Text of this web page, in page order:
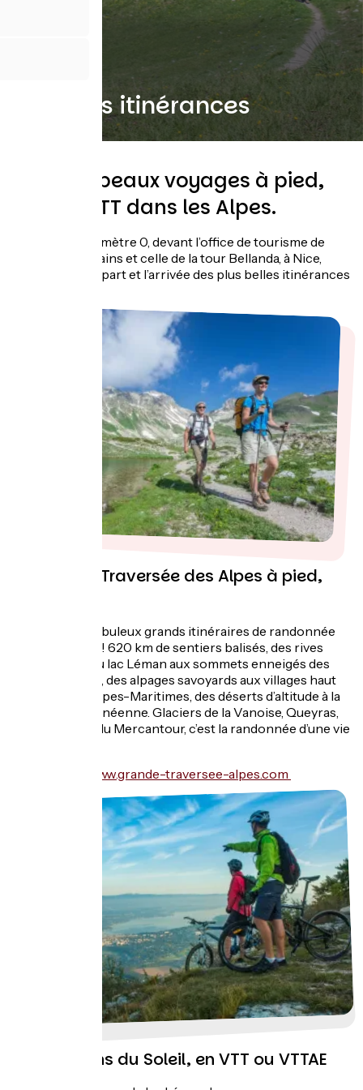
Grandes itinérances
Les plus beaux voyages à pied,
vélo et VTT dans les Alpes.
La stèle du kilomètre 0, devant l’office de tourisme de
Thonon-les-Bains et celle de la tour Bellanda, à Nice,
marquent le départ et l’arrivée des plus belles itinérances
La Grande Traversée des Alpes à pied,
L'un des plus fabuleux grands itinéraires de randonnée
dans le monde ! 620 km de sentiers balisés, des rives
verdoyantes du lac Léman aux sommets enneigés des
Grandes Alpes, des alpages savoyards aux villages haut
perchés des Alpes-Maritimes, des déserts d’altitude à la
côte méditerranéenne. Glaciers de la Vanoise, Queyras,
Parc National du Mercantour, c’est la randonnée d’une vie
www.grande-traversee-alpes.com
Les Chemins du Soleil, en VTT ou VTTAE